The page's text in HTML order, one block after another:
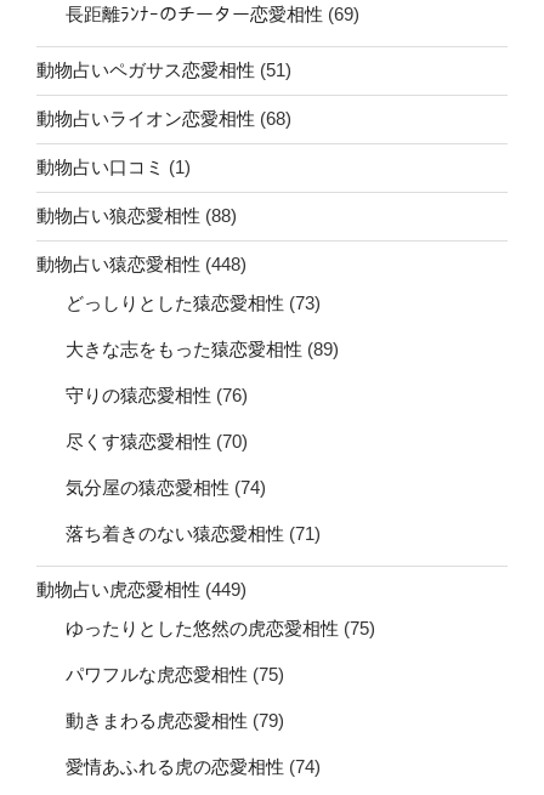
長距離ﾗﾝﾅｰのチーター恋愛相性 (69)
動物占いペガサス恋愛相性 (51)
動物占いライオン恋愛相性 (68)
動物占い口コミ (1)
動物占い狼恋愛相性 (88)
動物占い猿恋愛相性 (448)
どっしりとした猿恋愛相性 (73)
大きな志をもった猿恋愛相性 (89)
守りの猿恋愛相性 (76)
尽くす猿恋愛相性 (70)
気分屋の猿恋愛相性 (74)
落ち着きのない猿恋愛相性 (71)
動物占い虎恋愛相性 (449)
ゆったりとした悠然の虎恋愛相性 (75)
パワフルな虎恋愛相性 (75)
動きまわる虎恋愛相性 (79)
愛情あふれる虎の恋愛相性 (74)